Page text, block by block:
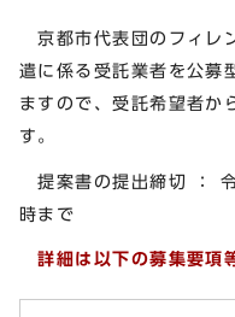
京都市代表団のフィレ
遣に係る受託業者を公募
ますので、受託希望者か
す。
提案書の提出締切 ：
時まで
詳細は以下の募集要項